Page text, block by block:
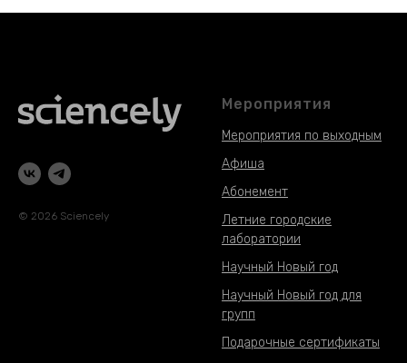
© 2026 Sciencely
Мероприятия
Мероприятия по выходным
Афиша
Абонемент
Летние городские
лаборатории
Научный Новый год
Научный Новый год для
групп
Подарочные сертификаты